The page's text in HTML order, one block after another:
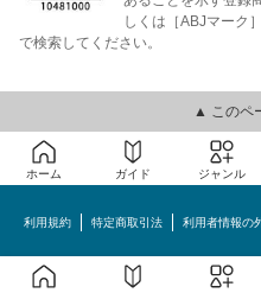
しくは［ABJマーク
で検索してください。
▲ このペ
ホーム ガイド ジャンル
利用規約 特定商取引法 利用者情報の
めちゃコミック